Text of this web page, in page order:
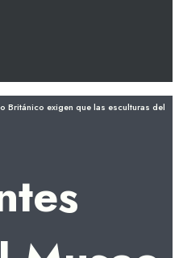
Británico exigen que las esculturas del